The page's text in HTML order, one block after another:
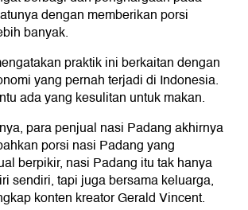
dengan memberikan porsi
banyak.
praktik ini berkaitan dengan
yang pernah terjadi di Indonesia.
ada yang kesulitan untuk makan.
para penjual nasi Padang akhirnya
porsi nasi Padang yang
berpikir, nasi Padang itu tak hanya
sendiri, tapi juga bersama keluarga,
konten kreator Gerald Vincent.